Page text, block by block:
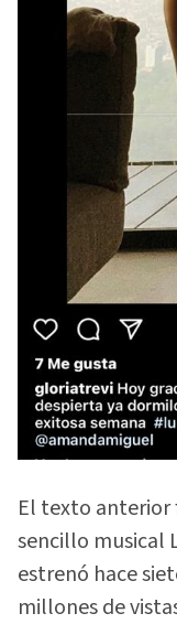
El texto anterior
sencillo musical
estrenó hace
millones de